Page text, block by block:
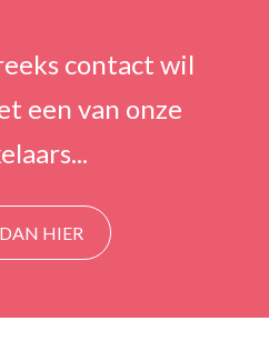
contact wil
een van onze
HIER